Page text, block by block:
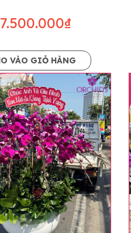
hoàn chỉnh sẽ được
hình. Cây hoa lan còn
độ dầy hoa, thưa hoa và
kết sản phẩm được
như phụ kiện trang trí
giá không thay đổi.
VÀO GIỎ HÀNG